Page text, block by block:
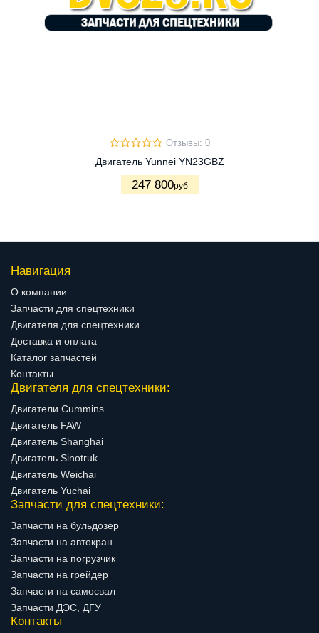
Отзывы: 0
Двигатель Yunnei YN23GBZ
247 800руб
Навигация
О компании
Запчасти для спецтехники
Двигателя для спецтехники
Доставка и оплата
Каталог запчастей
Контакты
Двигателя для спецтехники:
Двигатели Cummins
Двигатель FAW
Двигатель Shanghai
Двигатель Sinotruk
Двигатель Weichai
Двигатель Yuchai
Запчасти для спецтехники:
Запчасти на бульдозер
Запчасти на автокран
Запчасти на погрузчик
Запчасти на грейдер
Запчасти на самосвал
Запчасти ДЭС, ДГУ
Контакты